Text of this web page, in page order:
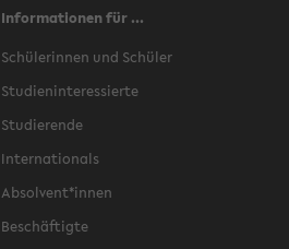
Informationen für ...
Schülerinnen und Schüler
Studieninteressierte
Studierende
Internationals
Absolvent*innen
Beschäftigte